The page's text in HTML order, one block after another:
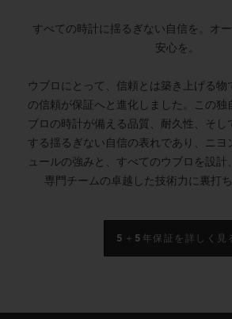
すべての時計に揺るぎない自信を。オ
安心を。
ウブロにとって、信頼とは築き上げる物
の信頼が保証へと進化しました。この独
ブロの時計が備える品質、耐久性、そし
する揺るぎない自信の表れであり、ニヨ
ュールの強みと、すべてのウブロを設計
専門チームの卓越した技術力に裏打
5＋5年保証を詳しく見